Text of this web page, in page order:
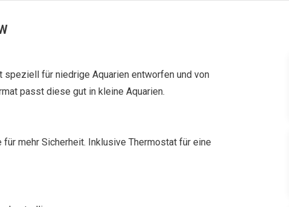
speziell für niedrige Aquarien entworfen und von
passt diese gut in kleine Aquarien.
mehr Sicherheit. Inklusive Thermostat für eine